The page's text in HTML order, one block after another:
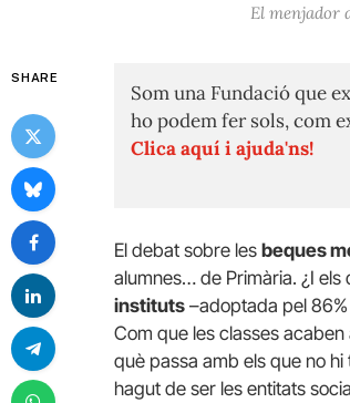
El menjador
SHARE
Som una Fundació que
ho podem fer sols, com
Clica aquí i ajuda'ns!
El debat sobre les beques
alumnes… de Primària. ¿I els
instituts –adoptada pel
Com que les classes
què passa amb els que no
hagut de ser les entitats